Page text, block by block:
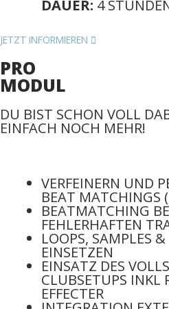
DAUER: 4
JETZT INFORMIEREN
PRO
MODUL
DU BIST SCHON VOLL
EINFACH NOCH MEHR!
VERFEINERN UND
BEAT MATCHINGS
BEATMATCHING
FEHLERHAFTEN
LOOPS, SAMPLES &
EINSETZEN
EINSATZ DES
CLUBSETUPS INKL
EFFECTER